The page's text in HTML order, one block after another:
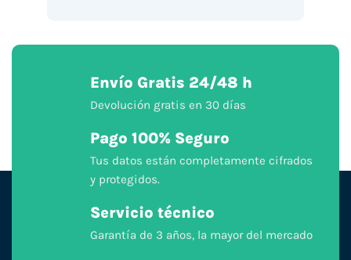
Envío Gratis 24/48 h
Devolución gratis en 30 días
Pago 100% Seguro
Tus datos están completamente cifrados
y protegidos.
Servicio técnico
Garantía de 3 años, la mayor del mercado